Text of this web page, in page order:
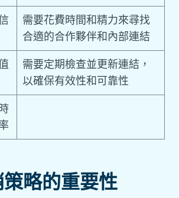
需要花費時間和精力來尋找
合適的合作夥伴和內部連結
需要定期檢查並更新連結，
以確保有效性和可靠性
略的重要性